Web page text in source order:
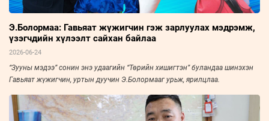
Э.Болормаа: Гавьяат жүжигчин гэж зарлуулах мэдрэмж,
үзэгчдийн хүлээлт сайхан байлаа
2026-06-24
“Зууны мэдээ” сонин энэ удаагийн “Төрийн хишигтэн” буландаа шинэхэн
Гавьяат жүжигчин, уртын дуучин Э.Болормааг урьж, ярилцлаа.